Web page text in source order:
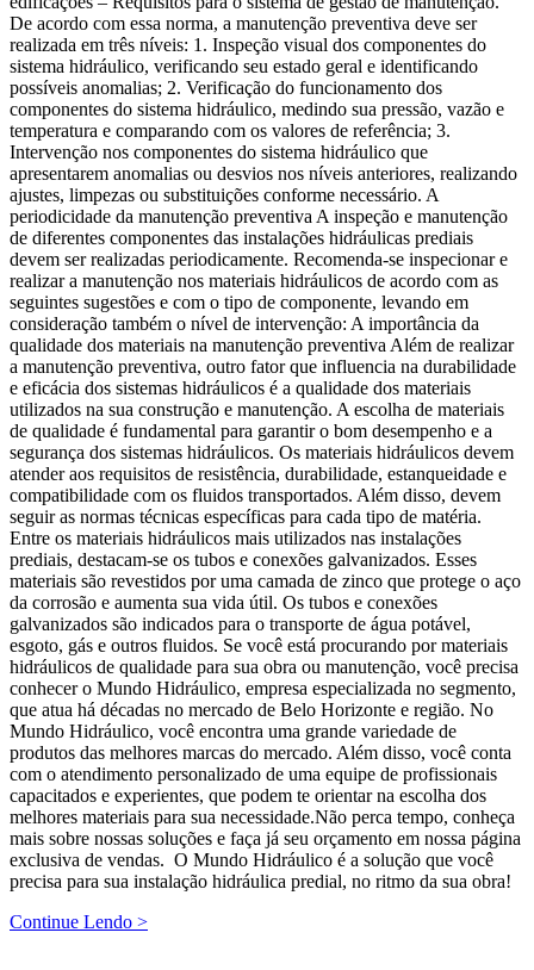
De acordo com essa norma, a manutenção preventiva deve ser
realizada em três níveis: 1. Inspeção visual dos componentes do
sistema hidráulico, verificando seu estado geral e identificando
possíveis anomalias; 2. Verificação do funcionamento dos
componentes do sistema hidráulico, medindo sua pressão, vazão e
temperatura e comparando com os valores de referência; 3.
Intervenção nos componentes do sistema hidráulico que
apresentarem anomalias ou desvios nos níveis anteriores, realizando
ajustes, limpezas ou substituições conforme necessário. A
periodicidade da manutenção preventiva A inspeção e manutenção
de diferentes componentes das instalações hidráulicas prediais
devem ser realizadas periodicamente. Recomenda-se inspecionar e
realizar a manutenção nos materiais hidráulicos de acordo com as
seguintes sugestões e com o tipo de componente, levando em
consideração também o nível de intervenção: A importância da
qualidade dos materiais na manutenção preventiva Além de realizar
a manutenção preventiva, outro fator que influencia na durabilidade
e eficácia dos sistemas hidráulicos é a qualidade dos materiais
utilizados na sua construção e manutenção. A escolha de materiais
de qualidade é fundamental para garantir o bom desempenho e a
segurança dos sistemas hidráulicos. Os materiais hidráulicos devem
atender aos requisitos de resistência, durabilidade, estanqueidade e
compatibilidade com os fluidos transportados. Além disso, devem
seguir as normas técnicas específicas para cada tipo de matéria.
Entre os materiais hidráulicos mais utilizados nas instalações
prediais, destacam-se os tubos e conexões galvanizados. Esses
materiais são revestidos por uma camada de zinco que protege o aço
da corrosão e aumenta sua vida útil. Os tubos e conexões
galvanizados são indicados para o transporte de água potável,
esgoto, gás e outros fluidos. Se você está procurando por materiais
hidráulicos de qualidade para sua obra ou manutenção, você precisa
conhecer o Mundo Hidráulico, empresa especializada no segmento,
que atua há décadas no mercado de Belo Horizonte e região. No
Mundo Hidráulico, você encontra uma grande variedade de
produtos das melhores marcas do mercado. Além disso, você conta
com o atendimento personalizado de uma equipe de profissionais
capacitados e experientes, que podem te orientar na escolha dos
melhores materiais para sua necessidade.Não perca tempo, conheça
mais sobre nossas soluções e faça já seu orçamento em nossa página
exclusiva de vendas. O Mundo Hidráulico é a solução que você
precisa para sua instalação hidráulica predial, no ritmo da sua obra!
Continue Lendo >